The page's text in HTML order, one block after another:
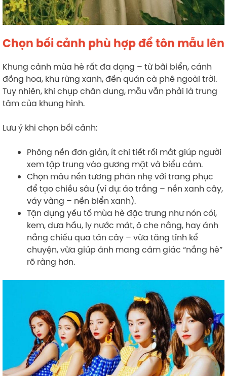
Chọn bối cảnh phù hợp để tôn mẫu lên
Khung cảnh mùa hè rất đa dạng – từ bãi biển, cánh
đồng hoa, khu rừng xanh, đến quán cà phê ngoài trời.
Tuy nhiên, khi chụp chân dung, mẫu vẫn phải là trung
tâm của khung hình.
Lưu ý khi chọn bối cảnh:
Phông nền đơn giản, ít chi tiết rối mắt giúp người
xem tập trung vào gương mặt và biểu cảm.
Chọn màu nền tương phản nhẹ với trang phục
để tạo chiều sâu (ví dụ: áo trắng – nền xanh cây,
váy vàng – nền biển xanh).
Tận dụng yếu tố mùa hè đặc trưng như nón cói,
kem, dưa hấu, ly nước mát, ô che nắng, hay ánh
nắng chiếu qua tán cây – vừa tăng tính kể
chuyện, vừa giúp ảnh mang cảm giác “nắng hè”
rõ ràng hơn.